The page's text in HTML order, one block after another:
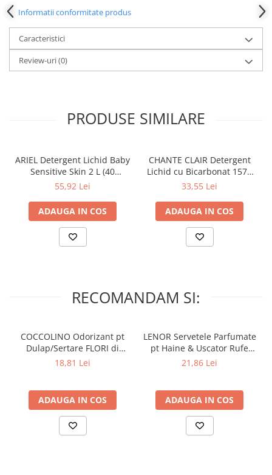
Informatii conformitate produs
Caracteristici
Review-uri(0)
PRODUSE SIMILARE
ARIEL Detergent Lichid Baby
Sensitive Skin 2 L (40
spalari)
55,92 Lei
ADAUGA IN COS
CHANTE CLAIR Detergent
Lichid cu Bicarbonat 1575
ml (35 spalari)
33,55 Lei
ADAUGA IN COS
RECOMANDAM SI:
COCCOLINO Odorizant pt
Dulap/Sertare FLORI di
PRIMAVERA 3 buc
18,81 Lei
ADAUGA IN COS
LENOR Servetele Parfumate
pt Haine & Uscator Rufe
SPRING AWAKENING 34 buc
21,86 Lei
ADAUGA IN COS